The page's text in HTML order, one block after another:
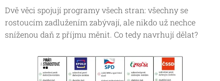
Dvě věci spojují programy všech stran: všechny se
rostoucím zadlužením zabývají, ale nikdo už nechce
sníženou daň z příjmu měnit. Co tedy navrhují dělat?